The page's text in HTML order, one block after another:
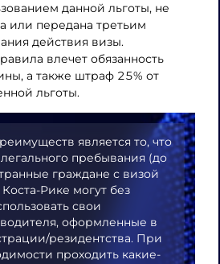
данной льготы, не
или передана третьим
действия визы.
влечет обязанность
а также штраф 25% от
льготы.
является то, что
пребывания (до
граждане с визой
Рике могут без
свои
оформленные в
резидентства. При
проходить какие-